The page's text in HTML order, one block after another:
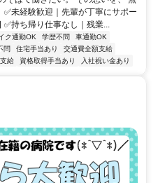
未経験歓迎｜先輩が丁寧にサポー
✅持ち帰り仕事なし｜残業...
ク通勤OK 学歴不問
車通勤OK
問 住宅手当あり
交通費全額支給
給 資格取得手当あり 入社祝い金あり